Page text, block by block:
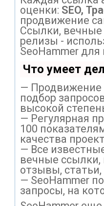
оценки: SEO,
продвижение
Ссылки, вечные
релизы -
SeoHammer
Что умеет
— Продвижение
подбор
высокой
— Регулярная
100
качества
— Все
вечные
отзывы,
— SeoHammer
запросы, на